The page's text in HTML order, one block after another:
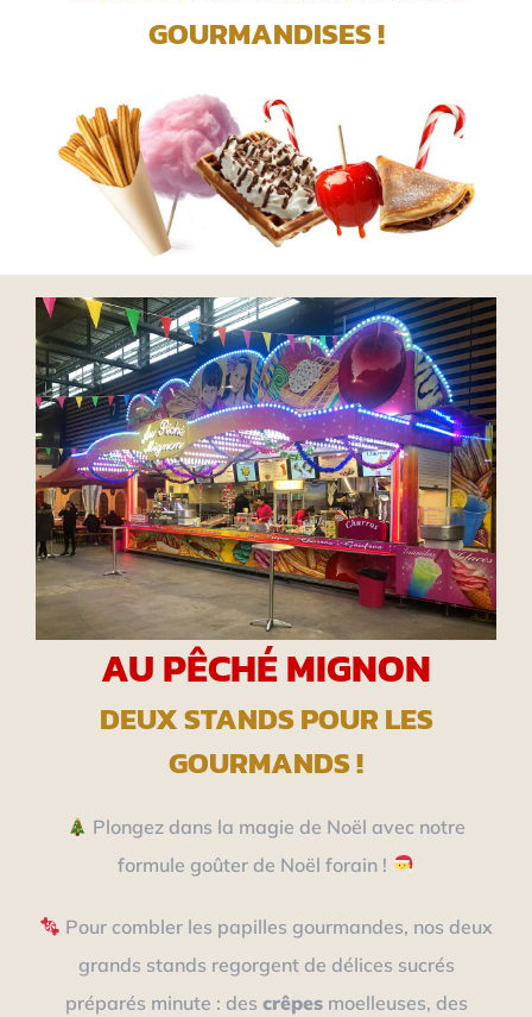
GOURMANDISES !
AU PÊCHÉ MIGNON
DEUX STANDS POUR LES
GOURMANDS !
Plongez dans la magie de Noël avec notre
formule goûter de Noël forain !
Pour combler les papilles gourmandes, nos deux
grands stands regorgent de délices sucrés
préparés minute : des crêpesmoelleuses, des